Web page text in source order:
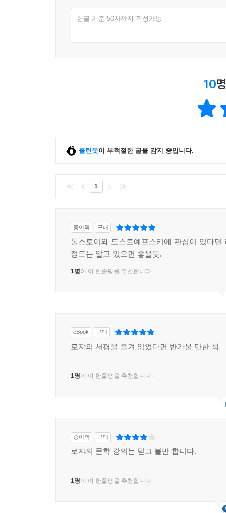
투르게네프의 비관적 염세주의다. 다만 그가 최
도스토예프스키의 ‘병든 인간’, 톨스토이의 ‘신적
세계라는 정신병동은 속 좁은 인간들이 아닌
길러졌다는 말이 있을 정도로 항상 돈을 ‘필요’
‘러시아적 수난과 구원의 변증법’을 그린 도스
[카라마조프가의 형제들]은 아직 본론에 들어
도스토예프스키의 작품들은 실제로 범죄 소설의
"톨스토이는 자기 자신을 혐오하고 비하하면
되었다.
니힐리즘과 대결했다면, 톨스토이는 ‘자기 이야
행동이 아니라 못난 놈들의 무능과 불가피한 회
작가. 그의 작품에는 ‘체호프의 등신들’이라고
‘트레플료프’가 있다.
궁핍하지만 풍요로운, 어둡고도 환하게 빛나는 문
한글 기준 50자까지 작성가능
10
클린봇이 부적절한 글을 감지 중입니다.
1
종이책 구매
톨스토이와 도스토예프스키에 관심이 있다면
정도는 알고 있으면 좋을듯.
1명이 이 한줄평을 추천합니다.
eBook 구매
로쟈의 서평을 즐겨 읽었다면 반가울 만한 책
1명이 이 한줄평을 추천합니다.
종이책 구매
로쟈의 문학 강의는 믿고 볼만 합니다.
1명이 이 한줄평을 추천합니다.